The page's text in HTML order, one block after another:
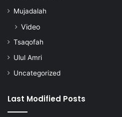
Mujadalah
Video
Tsaqofah
Ulul Amri
Uncategorized
Last Modified Posts